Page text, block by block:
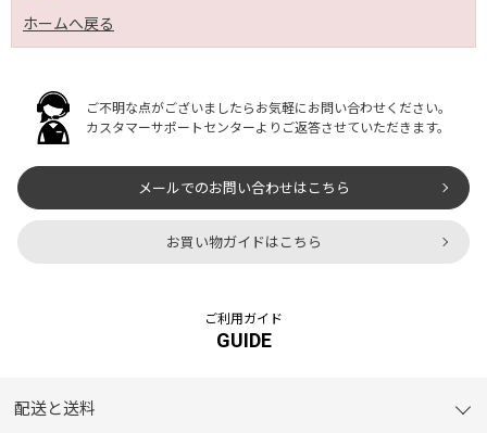
ホームへ戻る
ご不明な点がございましたらお気軽にお問い合わせください。
カスタマーサポートセンターよりご返答させていただきます。
メールでのお問い合わせはこちら
お買い物ガイドはこちら
ご利用ガイド
GUIDE
配送と送料